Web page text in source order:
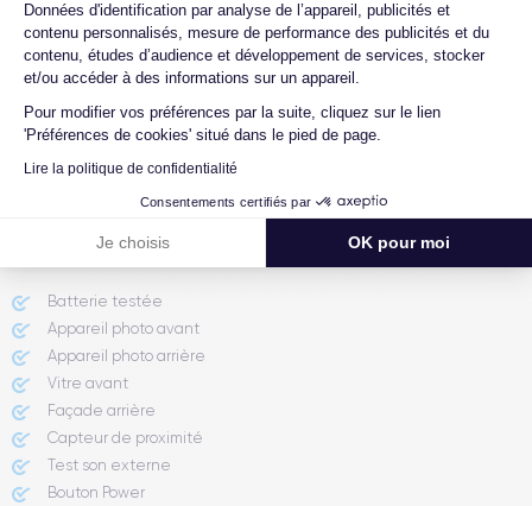
Données d'identification par analyse de l’appareil, publicités et
contenu personnalisés, mesure de performance des publicités et du
contenu, études d’audience et développement de services, stocker
et/ou accéder à des informations sur un appareil.
Pour modifier vos préférences par la suite, cliquez sur le lien
'Préférences de cookies' situé dans le pied de page.
Lire la politique de confidentialité
Consentements certifiés par
Je choisis OK pour moi
Quelle est la différence entre une carte
SIM et une eSIM ?
Comment activer une eSIM ?
Proposez-vous une assurance en cas de
casse due à des chocs ou à des chutes ?
Rapport de l'expert
Batterie testée
Appareil photo avant
Appareil photo arrière ​
Vitre avant ​
Façade arrière
Capteur de proximité
Test son externe
Bouton Power